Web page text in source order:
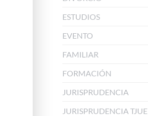
ESTUDIOS
EVENTO
FAMILIAR
FORMACIÓN
JURISPRUDENCIA
JURISPRUDENCIA TJUE